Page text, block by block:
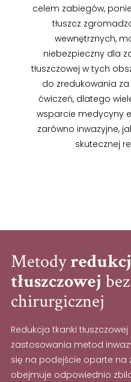
celem zabiegów,
tłuszcz
wewnętrznych,
niebezpieczny dla
tłuszczowej w tych
do zredukowania
ćwiczeń, dlatego
wsparcie medycyny
zarówno inwazyjne,
skutecznej
Metody
tłuszczowej
chirurgicznej
Redukcja tkanki
zastosowania metod
się na podejście oparte na
obejmuje odpowiednio